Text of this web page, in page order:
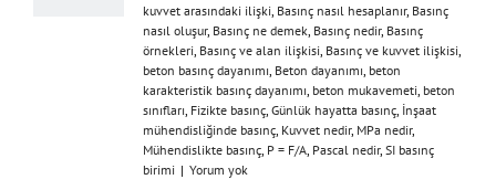
kuvvet arasındaki ilişki Basınç nasıl hesaplanır, Basınç
nasıl oluşur, Basınç ne demek Basınç nedir, Basınç
örnekleri Basınç ve alan ilişkisi Basınç ve kuvvet ilişkisi
beton basınç dayanımı Beton dayanımı beton
karakteristik basınç dayanımı beton mukavemeti beton
sınıfları Fizikte basınç Günlük hayatta basınç İnşaat
mühendisliğinde basınç Kuvvet nedir, MPa nedir,
Mühendislikte basınç P = F/A Pascal nedir, SI basınç
birimi | Yorum yok